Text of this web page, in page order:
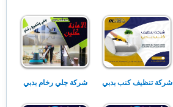
شركة تنظيف كنب بدبي شركة جلي رخام بدبي